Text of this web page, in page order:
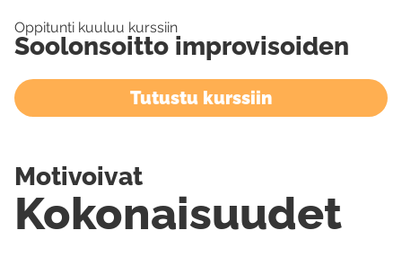
Oppitunti kuuluu kurssiin
Soolonsoitto improvisoiden
Tutustu kurssiin
Kokonaisuudet
Motivoivat